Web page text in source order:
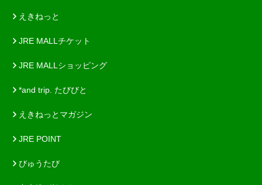
えきねっと
JRE MALLチケット
JRE MALLショッピング
*and trip. たびびと
えきねっとマガジン
JRE POINT
びゅうたび